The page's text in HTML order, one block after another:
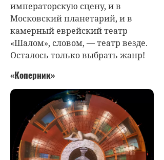
императорскую сцену, и в
Московский планетарий, и в
камерный еврейский театр
«Шалом», словом, — театр везде.
Осталось только выбрать жанр!
«Коперник»